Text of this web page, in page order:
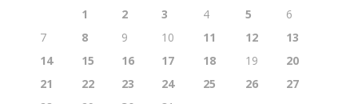
1
2 3 4 5
6
7
8 9 10 11 12
13
14
15 16 17 18 19
20
21
22 23 24 25 26
27